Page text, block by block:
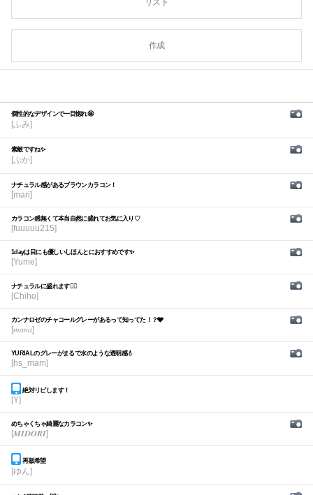
リスト
作成
個性的なデザインで一目惚れ🤩
[ふみ]
素敵ですね✨
[ぷか]
ナチュラル感があるブラウンカラコン！
[mari]
カラコン感無くて本当自然に盛れてお気に入り♡
[fuuuuu215]
1dayは目にも優しいしほんとにおすすめです✨
[Yume]
ナチュラルに盛れます🙆‍♀️
[Chiho]
カンナロゼのチャコールグレーがあるって知ってた！？🩶
[𝑚𝑎𝑛𝑎]
YURIALのグレーがまるで水のような透明感💧
[hs_mam]
絶対リピします！
[Y]
めちゃくちゃ綺麗なカラコン✨
[𝑴𝑰𝑫𝑶𝑹𝑰]
再販希望
[ゆん]